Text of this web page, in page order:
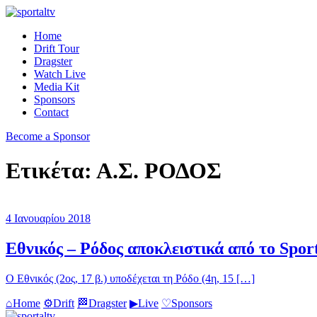
Home
Drift Tour
Dragster
Watch Live
Media Kit
Sponsors
Contact
Become a Sponsor
Ετικέτα: Α.Σ. ΡΟΔΟΣ
4 Ιανουαρίου 2018
Εθνικός – Ρόδος αποκλειστικά από το
Ο Εθνικός (2ος, 17 β.) υποδέχεται τη Ρόδο (4η, 15 […]
⌂Home ⚙Drift 🏁Dragster ▶Live ♡Sponsors